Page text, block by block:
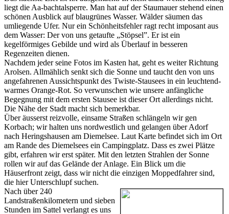
liegt die Aa-bachtalsperre. Man hat auf der Staumauer stehend einen
schönen Ausblick auf blaugrünes Wasser. Wälder säumen das
umliegende Ufer. Nur ein Schönheitsfehler ragt recht imposant aus
dem Wasser: Der von uns getaufte „Stöpsel”. Er ist ein
kegelförmiges Gebilde und wird als Überlauf in besseren
Regenzeiten dienen.
Nachdem jeder seine Fotos im Kasten hat, geht es weiter Richtung
Arolsen. Allmählich senkt sich die Sonne und taucht den von uns
angefahrenen Aussichtspunkt des Twiste-Stausees in ein leuchtend-
warmes Orange-Rot. So verwunschen wie unsere anfängliche
Begegnung mit dem ersten Stausee ist dieser Ort allerdings nicht.
Die Nähe der Stadt macht sich bemerkbar.
Über äusserst reizvolle, einsame Straßen schlängeln wir gen
Korbach; wir halten uns nordwestlich und gelangen über Adorf
nach Heringshausen am Diemelsee. Laut Karte befindet sich im Ort
am Rande des Diemelsees ein Campingplatz. Dass es zwei Plätze
gibt, erfahren wir erst später. Mit den letzten Strahlen der Sonne
rollen wir auf das Gelände der Anlage. Ein Blick um die
Häuserfront zeigt, dass wir nicht die einzigen Moppedfahrer sind,
die hier Unterschlupf suchen.
Nach über 240
Landstraßenkilometern und sieben
Stunden im Sattel verlangt es uns